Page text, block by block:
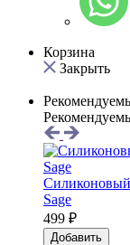
Корзина
Закрыть
Sage
499 ₽
Добавить